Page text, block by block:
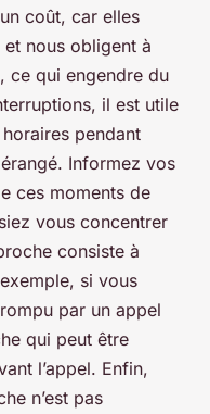
coût, car elles
nous obligent à
ce qui engendre du
il est utile
pendant
Informez vos
ces moments de
vous concentrer
consiste à
si vous
par un appel
qui peut être
l’appel. Enfin,
n’est pas